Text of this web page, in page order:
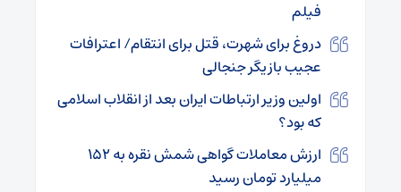
فیلم
دروغ برای شهرت، قتل برای انتقام/ اعترافات
عجیب بازیگر جنجالی
اولین وزیر ارتباطات ایران بعد از انقلاب اسلامی
که بود؟
ارزش معاملات گواهی شمش نقره به ۱۵۲
میلیارد تومان رسید